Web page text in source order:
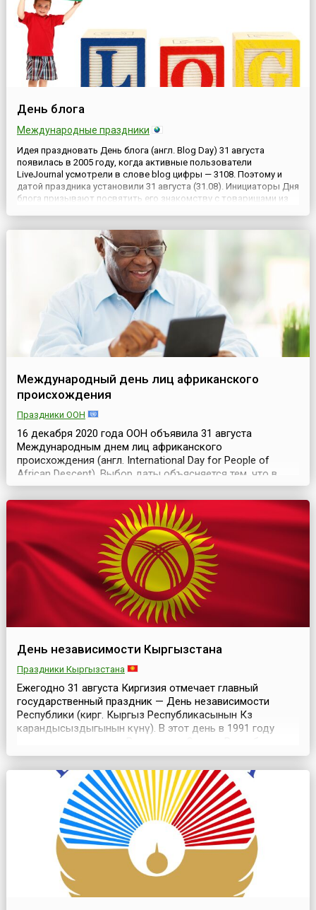
День блога
Международные праздники
Идея праздновать День блога (англ. Blog Day) 31 августа
появилась в 2005 году, когда активные пользователи
LiveJournal усмотрели в слове blog цифры — 3108. Поэтому и
датой праздника установили 31 августа (31.08). Инициаторы Дня
блога призывают посвятить его знакомству с товарищами из
Международный день лиц африканского
происхождения
Праздники ООН
16 декабря 2020 года ООН объявила 31 августа
Международным днем лиц африканского
происхождения (англ. International Day for People of
African Descent). Выбор даты объясняется тем, что в
1920 году в этот день закончился организованный
Маркусом Гарви и его единомышленниками первый
Международный съезд негритянских народов мира.
Итогом той встречи стало принятие Декларации прав
негритянских народов ми...
День независимости Кыргызстана
Праздники Кыргызстана
Ежегодно 31 августа Киргизия отмечает главный
государственный праздник — День независимости
Республики (кирг. Кыргыз Республикасынын Көз
карандысыздыгынын күнү). В этот день в 1991 году
Кыргызстан приняла постановление о «Декларации о
государственной независимости Республики
Кыргызстан». Согласно этому историческому акту,
Киргизия была объявлена...